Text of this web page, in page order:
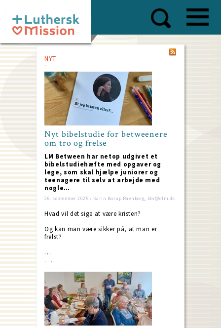
main
content
NYT
Nyt bibelstudie for betweenere
om tro og frelse
LM Between har netop udgivet et
bibelstudiehæfte med opgaver og
lege, som skal hjælpe juniorer og
teenagere til selv at arbejde med
nogle…
26. september 2025 / Karin Borup Ravnborg, kbr@dlm.dk
Hvad vil det sige at være kristen?
Og kan man være sikker på, at man er
frelst?
…